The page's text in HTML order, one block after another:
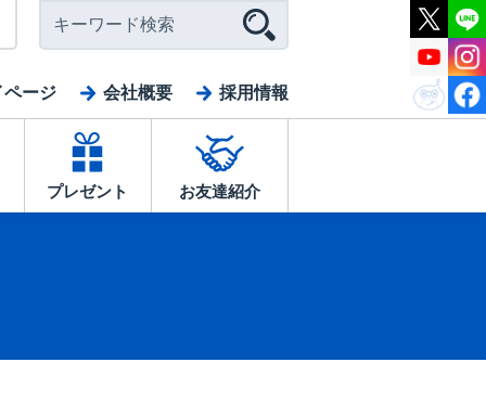
ページ 会社概要 採用情報
プレゼント お友達紹介